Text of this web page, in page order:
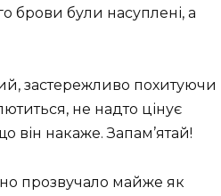
брови були насуплені, а
застережливо похитуючи
не надто цінує
він накаже. Запам’ятай!
прозвучало майже як